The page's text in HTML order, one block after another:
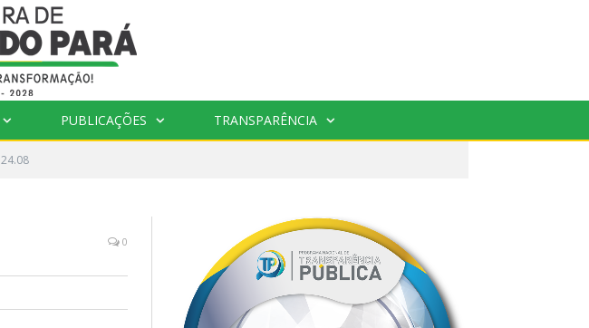
PUBLICAÇÕES TRANSPARÊNCIA
24.08
0